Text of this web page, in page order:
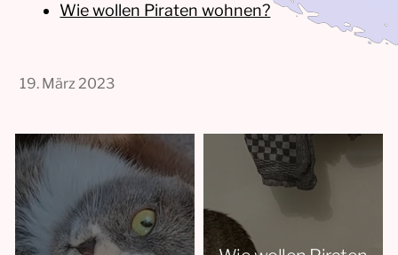
Wie wollen Piraten wohnen?
19. März 2023